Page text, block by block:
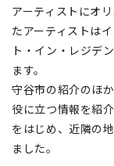
アーティストにオ
たアーティストは
ト・イン・レジデ
ます。
守谷市の紹介のほ
役に立つ情報を紹
をはじめ、近隣の
ました。